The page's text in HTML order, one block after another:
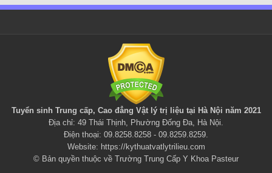
Tuyển sinh Trung cấp, Cao đẳng Vật lý trị liệu tại Hà Nội năm 2021
Địa chỉ: 49 Thái Thịnh, Phường Đống Đa, Hà Nội.
Điện thoại: 09.8258.8258 - 09.8259.8259.
Website: https://kythuatvatlytrilieu.com
© Bản quyền thuộc về Trường Trung Cấp Y Khoa Pasteur